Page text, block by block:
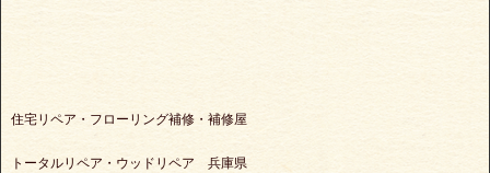
住宅リペア・フローリング補修・補修屋
トータルリペア・ウッドリペア 兵庫県